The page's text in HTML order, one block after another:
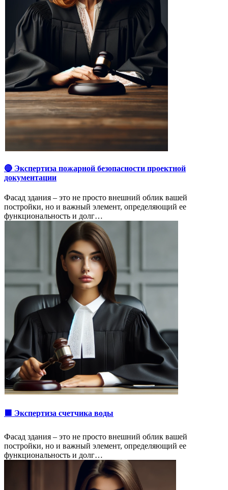
🔴 Экспертиза пожарной безопасности проектной
документации
Фасад здания – это не просто внешний облик вашей
постройки, но и важный элемент, определяющий ее
функциональность и долг…
🟩 Экспертиза счетчика воды
Фасад здания – это не просто внешний облик вашей
постройки, но и важный элемент, определяющий ее
функциональность и долг…